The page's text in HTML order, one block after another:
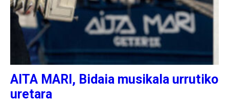
AITA MARI, Bidaia musikala urrutiko
uretara